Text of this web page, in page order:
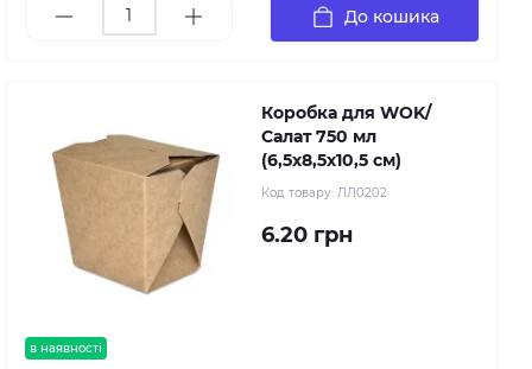
До кошика
в наявності
Коробка для WOK/
Салат 750 мл
(6,5х8,5х10,5 см)
Код товару: ЛЛ0202
6.20 грн